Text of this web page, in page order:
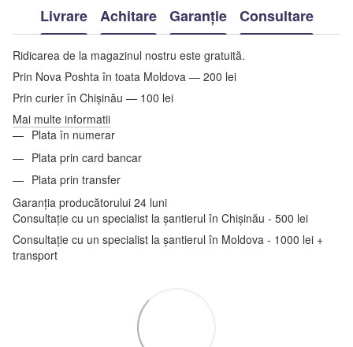
Livrare Achitare Garanție Consultare
Ridicarea de la magazinul nostru este gratuită.
Prin Nova Poshta în toata Moldova — 200 lei
Prin curier în Chișinău — 100 lei
Mai multe informatii
Plata în numerar
Plata prin card bancar
Plata prin transfer
Garanția producătorului 24 luni
Consultație cu un specialist la șantierul în Chișinău - 500 lei
Consultație cu un specialist la șantierul în Moldova - 1000 lei +
transport